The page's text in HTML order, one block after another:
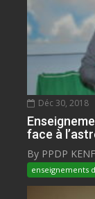
Déc 30, 2018
face à
By PPDP
enseignements